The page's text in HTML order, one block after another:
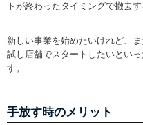
トが終わったタイミングで撤去す
新しい事業を始めたいけれど、
試し店舗でスタートしたいとい
す。
手放す時のメリット